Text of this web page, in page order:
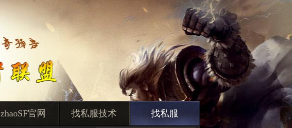
zhaoSF官网 找私服技术 找私服